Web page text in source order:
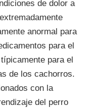
de dolor a
anormal para
para el
para el
de los cachorros.
con la
del perro